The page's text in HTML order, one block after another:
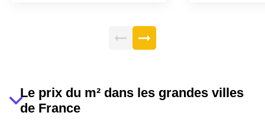
Le prix du m² dans les grandes villes
de France